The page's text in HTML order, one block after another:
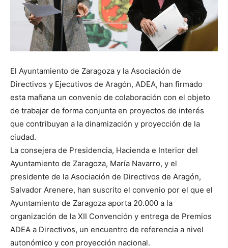
El Ayuntamiento de Zaragoza y la Asociación de
Directivos y Ejecutivos de Aragón, ADEA, han firmado
esta mañana un convenio de colaboración con el objeto
de trabajar de forma conjunta en proyectos de interés
que contribuyan a la dinamización y proyección de la
ciudad.
La consejera de Presidencia, Hacienda e Interior del
Ayuntamiento de Zaragoza, María Navarro, y el
presidente de la Asociación de Directivos de Aragón,
Salvador Arenere, han suscrito el convenio por el que el
Ayuntamiento de Zaragoza aporta 20.000 a la
organización de la XII Convención y entrega de Premios
ADEA a Directivos, un encuentro de referencia a nivel
autonómico y con proyección nacional.